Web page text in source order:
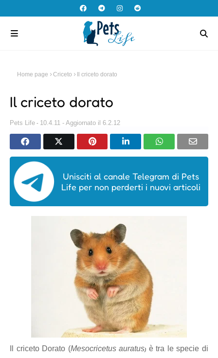
Home page Criceto Il criceto dorato
Il criceto dorato
Pets Life 10.4.11 - Aggiornato il 6.2.12
Unisciti al canale Telegram di Pets
Life per non perderti i nuovi articoli
Il criceto Dorato (Mesocricetus auratus) è tra le specie di